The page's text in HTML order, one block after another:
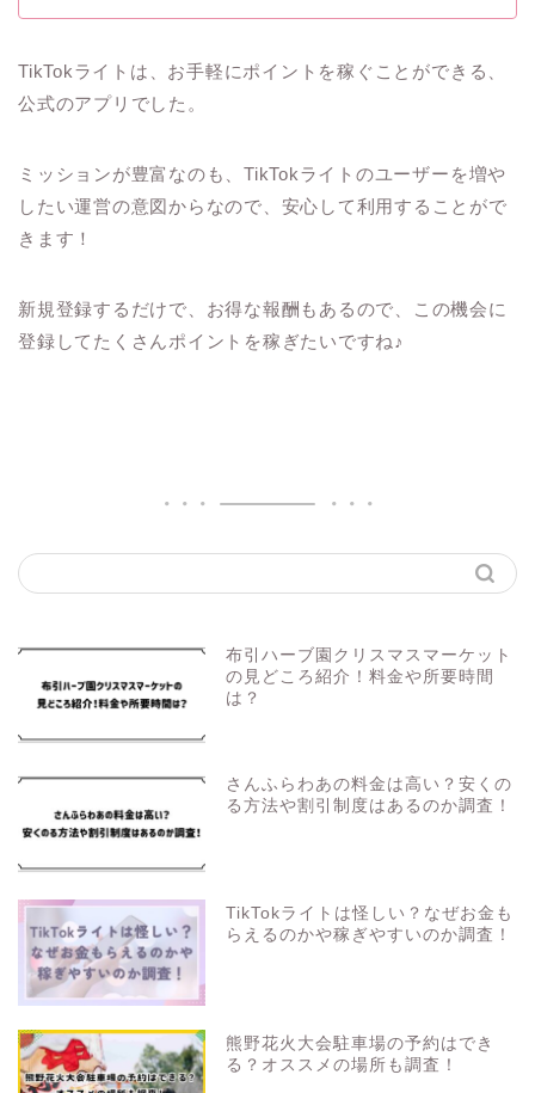
TikTokライトは、お手軽にポイントを稼ぐことができる、
公式のアプリでした。
ミッションが豊富なのも、TikTokライトのユーザーを増や
したい運営の意図からなので、安心して利用することがで
きます！
新規登録するだけで、お得な報酬もあるので、この機会に
登録してたくさんポイントを稼ぎたいですね♪
布引ハーブ園クリスマスマーケット
の見どころ紹介！料金や所要時間
は？
さんふらわあの料金は高い？安くの
る方法や割引制度はあるのか調査！
TikTokライトは怪しい？なぜお金も
らえるのかや稼ぎやすいのか調査！
熊野花火大会駐車場の予約はでき
る？オススメの場所も調査！